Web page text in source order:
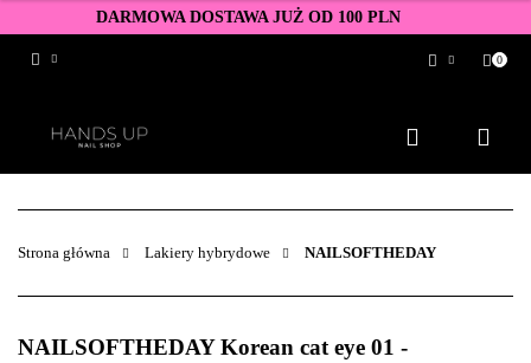
DARMOWA DOSTAWA JUŻ OD 100 PLN
Zarejestruj się
Dodaj zgłoszenie
Zgody cookies
0
Strona główna Lakiery hybrydowe NAILSOFTHEDAY
NAILSOFTHEDAY Korean cat eye 01 -